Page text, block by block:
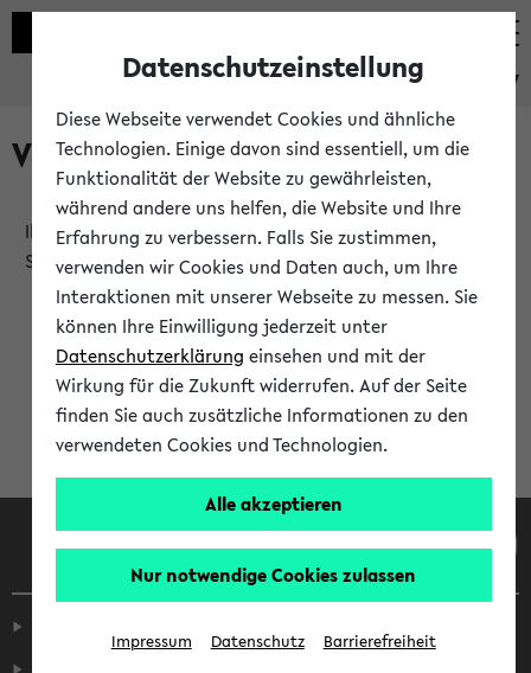
eKVV
Verlauf
Ihr Verlauf ist leer. Er wird sich im Verlauf Ihrer eKVV
Sitzung füllen.
Datenschutzeinstellung
Diese Webseite verwendet Cookies und ähnliche
Technologien. Einige davon sind essentiell, um die
Funktionalität der Website zu gewährleisten,
während andere uns helfen, die Website und Ihre
Erfahrung zu verbessern. Falls Sie zustimmen,
verwenden wir Cookies und Daten auch, um Ihre
Interaktionen mit unserer Webseite zu messen. Sie
können Ihre Einwilligung jederzeit unter
Datenschutzerklärung einsehen und mit der
Wirkung für die Zukunft widerrufen. Auf der Seite
finden Sie auch zusätzliche Informationen zu den
verwendeten Cookies und Technologien.
Alle akzeptieren
Nur notwendige Cookies zulassen
Impressum Datenschutz Barrierefreiheit